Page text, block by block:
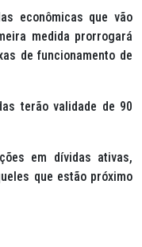
econômicas que vão
medida prorrogará
de funcionamento de
terão validade de 90
em dívidas ativas,
que estão próximo